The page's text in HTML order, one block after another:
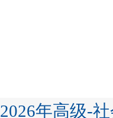
2026年高级-